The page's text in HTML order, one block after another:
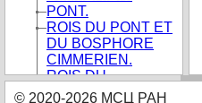
© 2020-2026 МСЦ РАН
PONT.
ROIS DU PONT ET
DU BOSPHORE
CIMMERIEN.
ROIS DU
BOSPHORE.